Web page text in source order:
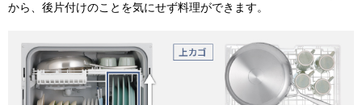
から、後片付けのことを気にせず料理ができます。​